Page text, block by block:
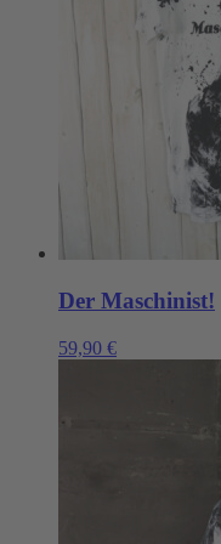
Der Maschinist!
59,90 €